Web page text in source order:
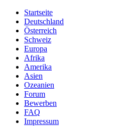
Startseite
Deutschland
Österreich
Schweiz
Europa
Afrika
Amerika
Asien
Ozeanien
Forum
Bewerben
FAQ
Impressum